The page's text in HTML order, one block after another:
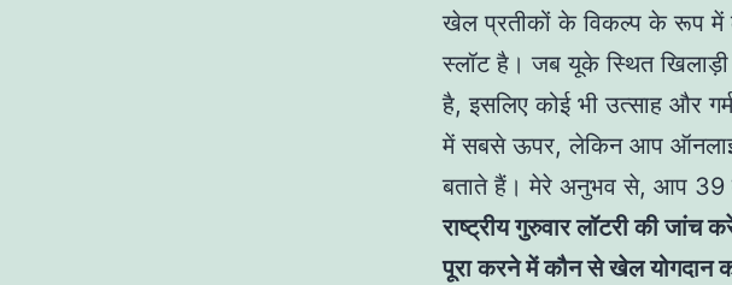
खेल प्रतीकों के विकल्प के रूप में
स्लॉट है। जब यूके स्थित खिलाड़ी
है, इसलिए कोई भी उत्साह और
में सबसे ऊपर, लेकिन आप
बताते हैं। मेरे अनुभव से, आप 39
राष्ट्रीय गुरुवार लॉटरी की
पूरा करने में कौन से खेल योगदान